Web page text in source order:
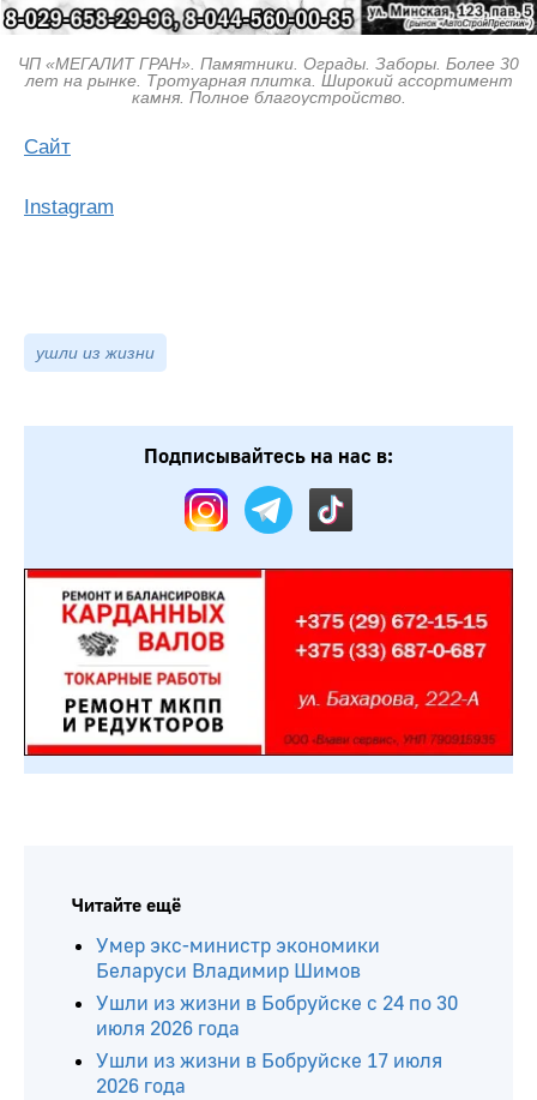
ЧП «МЕГАЛИТ ГРАН». Памятники. Ограды. Заборы. Более 30
лет на рынке. Тротуарная плитка. Широкий ассортимент
камня. Полное благоустройство.
Сайт
Instagram
ушли из жизни
Подписывайтесь на нас в:
Читайте ещё
Умер экс-министр экономики
Беларуси Владимир Шимов
Ушли из жизни в Бобруйске с 24 по 30
июля 2026 года
Ушли из жизни в Бобруйске 17 июля
2026 года